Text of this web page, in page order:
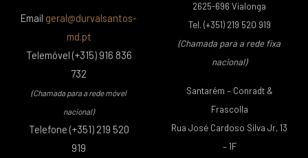
Email geral@durvalsantos-
md.pt
Telemóvel (+315) 916 836
732
(Chamada para a rede móvel
nacional)
Telefone (+351) 219 520
919
2625-696 Vialonga
Tel. (+351) 219 520 919
(Chamada para a rede fixa
nacional)
Santarém – Conradt &
Frascolla
Rua José Cardoso Silva Jr, 13
– 1F